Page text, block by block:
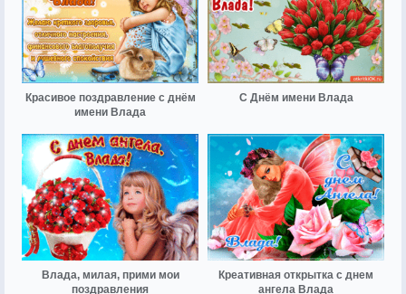
Красивое поздравление с днём
имени Влада
С Днём имени Влада
Влада, милая, прими мои
поздравления
Креативная открытка с днем
ангела Влада